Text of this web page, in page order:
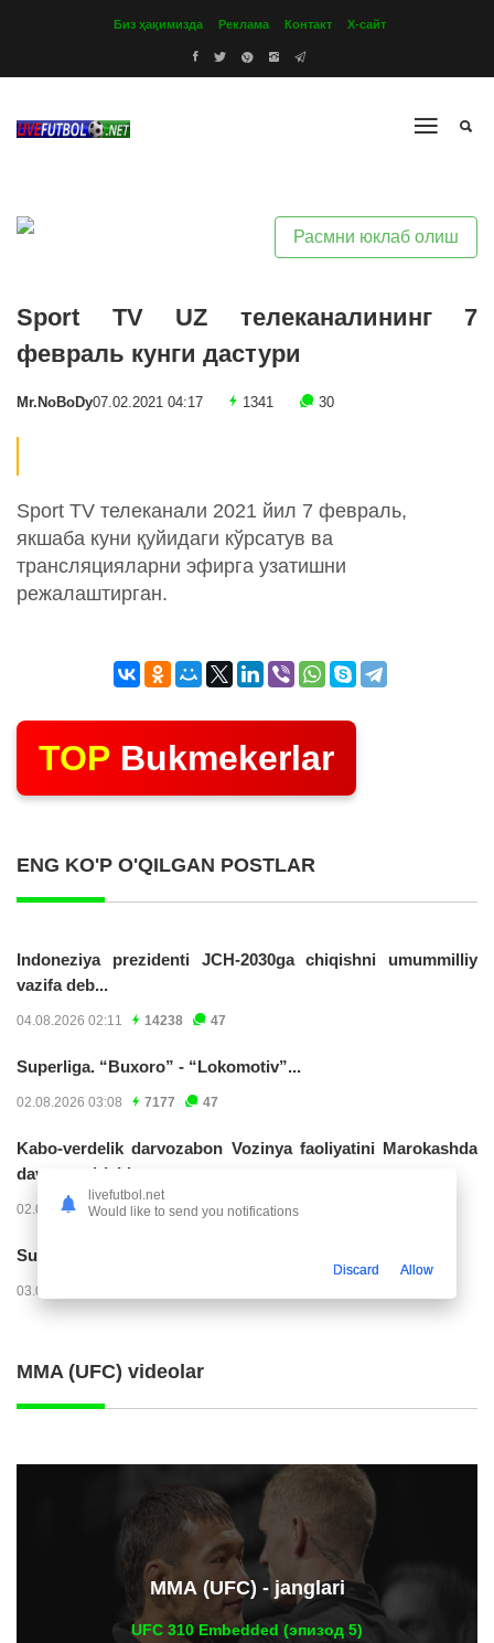
Биз ҳақимизда Реклама Контакт Х-сайт
Расмни юклаб олиш
Sport TV UZ телеканалининг 7
февраль кунги дастури
Mr.NoBoDy07.02.2021 04:17 1341 30
Sport TV телеканали 2021 йил 7 февраль,
якшаба куни қуйидаги кўрсатув ва
трансляцияларни эфирга узатишни
режалаштирган.
TOP Bukmekerlar
ENG KO'P O'QILGAN POSTLAR
Indoneziya prezidenti JCH-2030ga chiqishni umummilliy
vazifa deb...
04.08.2026 02:11 14238 47
Superliga. “Buxoro” - “Lokomotiv”...
02.08.2026 03:08 7177 47
Kabo-verdelik darvozabon Vozinya faoliyatini Marokashda
davom ettirishi...
02.08.2026 01:08 3915 47
Superliga. "Dinamo" – "Neftchi" (matnli...
03.08.2026 20:32
MMA (UFC) videolar
ММА (UFC) - janglari
UFC 310 Embedded (эпизод 5)
livefutbol.net
Would like to send you notifications
Discard Allow